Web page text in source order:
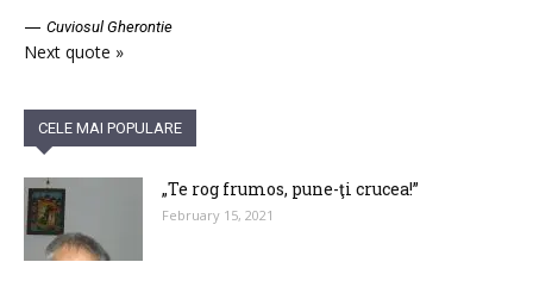
— Cuviosul Gherontie
Next quote »
CELE MAI POPULARE
„Te rog frumos, pune-ţi crucea!”
February 15, 2021